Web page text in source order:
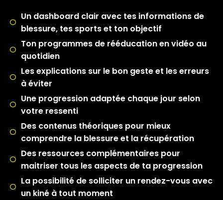
Un dashboard clair avec tes informations de
blessure, tes sports et ton objectif
Ton programmes de rééducation en vidéo au
quotidien
Les explications sur le bon geste et les erreurs
à éviter
Une progression adaptée chaque jour selon
votre ressenti
Des contenus théoriques pour mieux
comprendre la blessure et la récupération
Des ressources complémentaires pour
maitriser tous les aspects de ta progression
La possibilité de solliciter un rendez-vous avec
un kiné à tout moment